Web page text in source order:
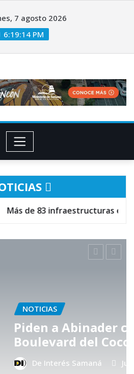
7 agosto 2026
6:19:15 PM
escolares están en
construir
Coco en Samaná
Jul 13, 2026 0